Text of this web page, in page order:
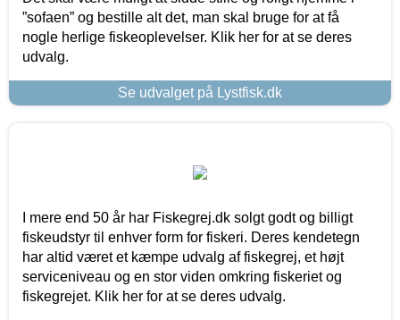
”sofaen” og bestille alt det, man skal bruge for at få
nogle herlige fiskeoplevelser. Klik her for at se deres
udvalg.
Se udvalget på Lystfisk.dk
I mere end 50 år har Fiskegrej.dk solgt godt og billigt
fiskeudstyr til enhver form for fiskeri. Deres kendetegn
har altid været et kæmpe udvalg af fiskegrej, et højt
serviceniveau og en stor viden omkring fiskeriet og
fiskegrejet. Klik her for at se deres udvalg.